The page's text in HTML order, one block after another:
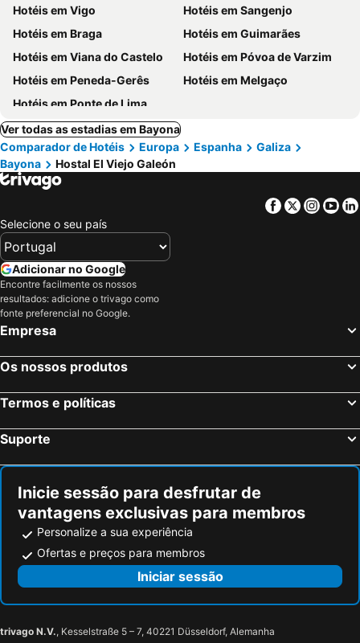
Hotéis em Vigo
Hotéis em Sangenjo
Hotéis em Braga
Hotéis em Guimarães
Hotéis em Viana do Castelo
Hotéis em Póvoa de Varzim
Hotéis em Peneda-Gerês
Hotéis em Melgaço
Hotéis em Ponte de Lima
Ver todas as estadias em Bayona
Comparador de Hotéis
Europa Espanha
Galiza
Bayona
Hostal El Viejo Galeón
Facebook
Twitter
Selecione o seu país
Adicionar no Google
Encontre facilmente os nossos
resultados: adicione o trivago como
fonte preferencial no Google.
Empresa
Os nossos produtos
Termos e políticas
Suporte
Inicie sessão para desfrutar de
vantagens exclusivas para membros
Personalize a sua experiência
Ofertas e preços para membros
Iniciar sessão
trivago N.V., Kesselstraße 5 – 7, 40221 Düsseldorf, Alemanha